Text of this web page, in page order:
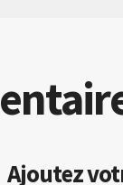
Ajoutez